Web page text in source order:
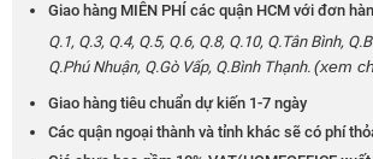
Giao hàng MIỄN PHÍ các quận HCM với đơn
Q.1, Q.3, Q.4, Q.5, Q.6, Q.8, Q.10, Q.Tân Bình,
Q.Phú Nhuận, Q.Gò Vấp, Q.Bình Thạnh. (xem
Giao hàng tiêu chuẩn dự kiến 1-7 ngày
Các quận ngoại thành và tỉnh khác sẽ có phí